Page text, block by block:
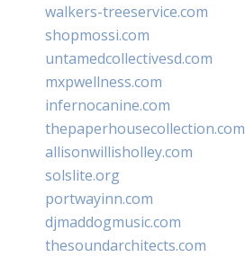
walkers-treeservice.com
shopmossi.com
untamedcollectivesd.com
mxpwellness.com
infernocanine.com
thepaperhousecollection.com
allisonwillisholley.com
solslite.org
portwayinn.com
djmaddogmusic.com
thesoundarchitects.com